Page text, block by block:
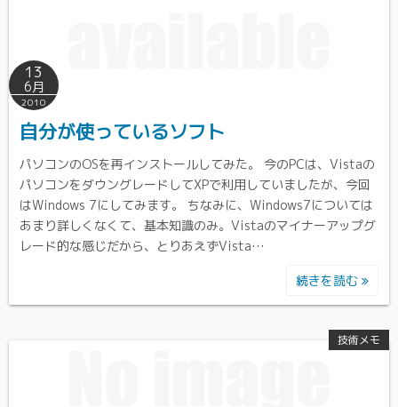
13
6月
2010
自分が使っているソフト
パソコンのOSを再インストールしてみた。 今のPCは、Vistaの
パソコンをダウングレードしてXPで利用していましたが、今回
はWindows 7にしてみます。 ちなみに、Windows7については
あまり詳しくなくて、基本知識のみ。Vistaのマイナーアップグ
レード的な感じだから、とりあえずVista…
続きを読む
技術メモ